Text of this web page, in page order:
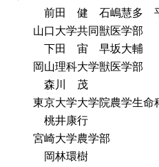
前田 健 石嶋慧多 平
山口大学共同獣
下田 宙 早坂
岡山理科大学獣
森川
東京大学大学院農学生命
桃井
宮崎大学農
岡林